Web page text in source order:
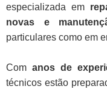
especializada em
novas e
particulares como em
Comanos de
técnicos estão